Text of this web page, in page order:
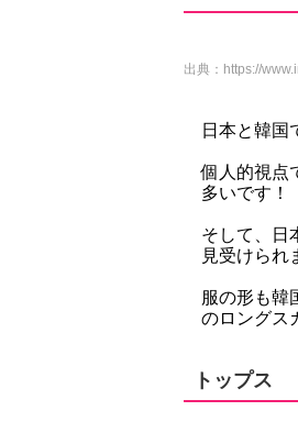
出典： https://
日本と韓国
個人的視点
多いです！
そして、日
見受けられ
服の形も韓
のロングス
トップス